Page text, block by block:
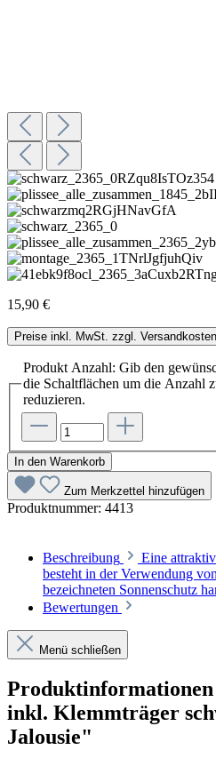
15,90 €
Preise inkl. MwSt. zzgl. Versandkosten
Produkt Anzahl: Gib den
die Schaltflächen um die Anzahl
reduzieren.
In den Warenkorb
Zum Merkzettel hinzufügen
Produktnummer: 4413
Beschreibung
Eine
besteht in der Verwendung
bezeichneten Sonnenschutz
Bewertungen
Menü schließen
inkl. Klemmträger
Jalousie"